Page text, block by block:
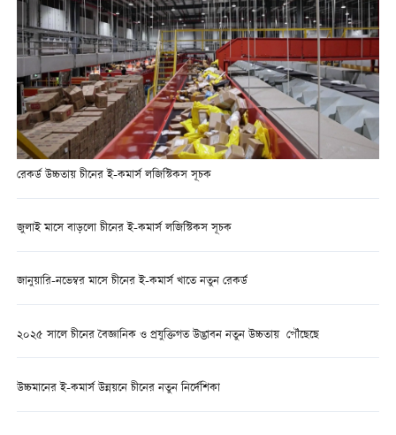
রেকর্ড উচ্চতায় চীনের ই-কমার্স লজিস্টিকস সূচক
জুলাই মাসে বাড়লো চীনের ই-কমার্স লজিস্টিকস সূচক
জানুয়ারি-নভেম্বর মাসে চীনের ই-কমার্স খাতে নতুন রেকর্ড
২০২৫ সালে চীনের বৈজ্ঞানিক ও প্রযুক্তিগত উদ্ভাবন নতুন উচ্চতায় পৌঁছেছে
উচ্চমানের ই-কমার্স উন্নয়নে চীনের নতুন নির্দেশিকা